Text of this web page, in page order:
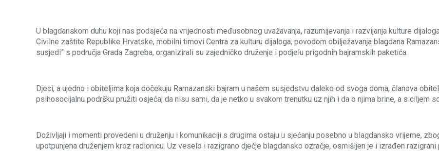
U blagdanskom duhu koji nas podsjeća na vrijednosti međusobnog uvažavanja, razumijevanja i razvijanja kulture
Civilne zaštite Republike Hrvatske, mobilni timovi Centra za kulturu dijaloga, povodom obilježavanja blagdana
susjedi” s područja Grada Zagreba, organizirali su zajedničko druženje i podjelu prigodnih bajramskih paketića.
Djeci, a ujedno i obiteljima koja dočekuju Ramazanski bajram u našem susjedstvu daleko od svoga doma, članova
psihosocijalnu podršku pružiti osjećaj da nisu sami, da je netko u svakom trenutku uz njih i da o njima brine, a s ciljem
Doživljaji i momenti provedeni u druženju i komunikaciji s drugima ostaju u sjećanju posebno u blagdansko vrijeme,
upotpunjena druženjem kroz radionicu. Uz veselo i razigrano dječje blagdansko ozračje, osmišljen je i izrađen